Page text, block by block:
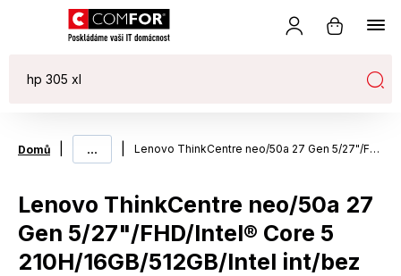
Domů ... Lenovo ThinkCentre neo/50a 27 Gen 5/27"/FHD/Intel® Core 5 210H/16GB/512GB/Intel int/bez OS/Šedá/3ROn
Lenovo ThinkCentre neo/50a 27
Gen 5/27"/FHD/Intel® Core 5
210H/16GB/512GB/Intel int/bez